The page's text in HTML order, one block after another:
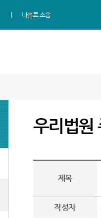
나홀로 소송
우리법원
제목
작성자